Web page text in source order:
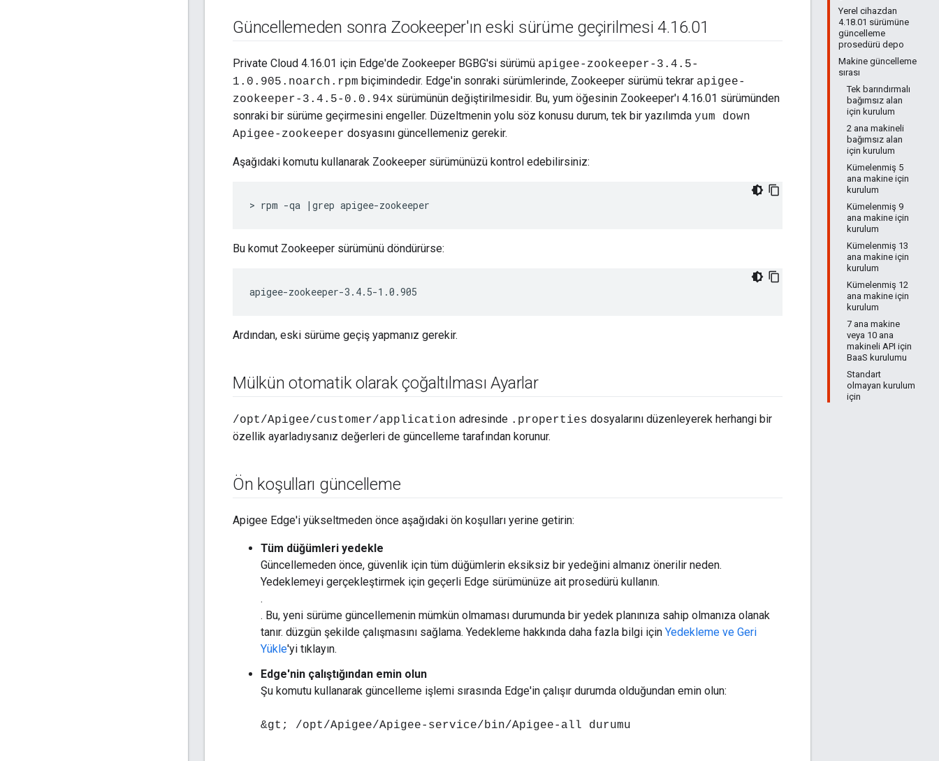
Yerel cihazdan
4.18.01 sürümüne
güncelleme
prosedürü depo
Makine güncelleme
sırası
Tek barındırmalı
bağımsız alan
için kurulum
2 ana makineli
bağımsız alan
için kurulum
Kümelenmiş 5
ana makine için
kurulum
Kümelenmiş 9
ana makine için
kurulum
Kümelenmiş 13
ana makine için
kurulum
Kümelenmiş 12
ana makine için
kurulum
7 ana makine
veya 10 ana
makineli API için
BaaS kurulumu
Standart
olmayan kurulum
için
Güncellemeden sonra Zookeeper'ın eski sürüme geçirilmesi 4.16.01
Private Cloud 4.16.01 için Edge'de Zookeeper BGBG'si sürümü apigee-zookeeper-3.4.5-
1.0.905.noarch.rpm biçimindedir. Edge'in sonraki sürümlerinde, Zookeeper sürümü tekrar apigee-
zookeeper-3.4.5-0.0.94x sürümünün değiştirilmesidir. Bu, yum öğesinin Zookeeper'ı 4.16.01 sürümünden
sonraki bir sürüme geçirmesini engeller. Düzeltmenin yolu söz konusu durum, tek bir yazılımda yum down
Apigee-zookeeper dosyasını güncellemeniz gerekir.
Aşağıdaki komutu kullanarak Zookeeper sürümünüzü kontrol edebilirsiniz:
> rpm -qa |grep apigee-zookeeper
Bu komut Zookeeper sürümünü döndürürse:
apigee-zookeeper-3.4.5-1.0.905
Ardından, eski sürüme geçiş yapmanız gerekir.
Mülkün otomatik olarak çoğaltılması Ayarlar
/opt/Apigee/customer/application adresinde .properties dosyalarını düzenleyerek herhangi bir
özellik ayarladıysanız değerleri de güncelleme tarafından korunur.
Ön koşulları güncelleme
Apigee Edge'i yükseltmeden önce aşağıdaki ön koşulları yerine getirin:
Tüm düğümleri yedekle
Güncellemeden önce, güvenlik için tüm düğümlerin eksiksiz bir yedeğini almanız önerilir neden.
Yedeklemeyi gerçekleştirmek için geçerli Edge sürümünüze ait prosedürü kullanın.
.
. Bu, yeni sürüme güncellemenin mümkün olmaması durumunda bir yedek planınıza sahip olmanıza olanak
tanır. düzgün şekilde çalışmasını sağlama. Yedekleme hakkında daha fazla bilgi için Yedekleme ve Geri
Yükle'yi tıklayın.
Edge'nin çalıştığından emin olun
Şu komutu kullanarak güncelleme işlemi sırasında Edge'in çalışır durumda olduğundan emin olun:
&gt; /opt/Apigee/Apigee-service/bin/Apigee-all durumu